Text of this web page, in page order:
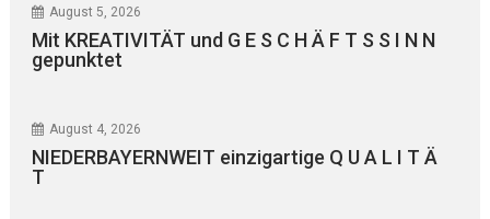
August 5, 2026
Mit KREATIVITÄT und G E S C H Ä F T S S I N N
gepunktet
August 4, 2026
NIEDERBAYERNWEIT einzigartige Q U A L I T Ä
T